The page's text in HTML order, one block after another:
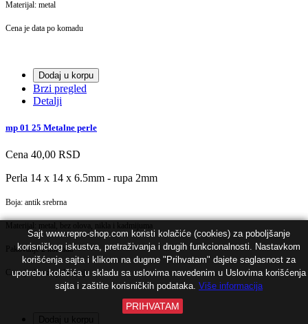
Sajt www.repro-shop.com koristi kolačiće (cookies) za poboljšanje
korisničkog iskustva, pretraživanja i drugih funkcionalnosti. Nastavkom
korišćenja sajta i klikom na dugme "Prihvatam" dajete saglasnost za
upotrebu kolačića u skladu sa uslovima navedenim u Uslovima korišćenja
sajta i zaštite korisničkih podataka. Više informacija
PRIHVATAM
Materijal: metal
Cena je data po komadu
Dodaj u korpu
Brzi pregled
Detalji
mp 01 25 Metalne perle
Cena 40,00 RSD
Perla 14 x 14 x 6.5mm - rupa 2mm
Boja: antik srebrna
Materijal: metal, bez olova, nikla i kadmijuma
Pakovanje 2 komada
Cena je data za pakovanje
Dodaj u korpu